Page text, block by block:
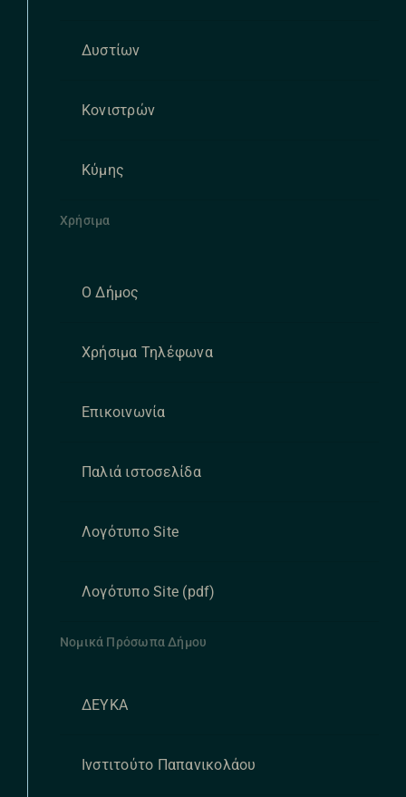
Δυστίων
Κονιστρών
Κύμης
Χρήσιμα
Ο Δήμος
Χρήσιμα Τηλέφωνα
Επικοινωνία
Παλιά ιστοσελίδα
Λογότυπο Site
Λογότυπο Site (pdf)
Νομικά Πρόσωπα Δήμου
ΔΕΥΚΑ
Ινστιτούτο Παπανικολάου